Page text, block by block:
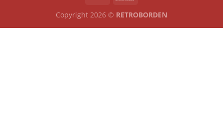
Copyright 2026 © RETROBORDEN